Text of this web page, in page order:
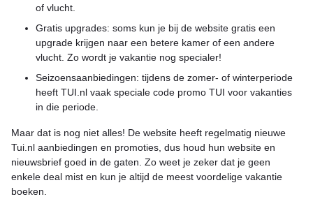
of vlucht.
Gratis upgrades: soms kun je bij de website gratis een
upgrade krijgen naar een betere kamer of een andere
vlucht. Zo wordt je vakantie nog specialer!
Seizoensaanbiedingen: tijdens de zomer- of winterperiode
heeft TUI.nl vaak speciale code promo TUI voor vakanties
in die periode.
Maar dat is nog niet alles! De website heeft regelmatig nieuwe
Tui.nl aanbiedingen en promoties, dus houd hun website en
nieuwsbrief goed in de gaten. Zo weet je zeker dat je geen
enkele deal mist en kun je altijd de meest voordelige vakantie
boeken.